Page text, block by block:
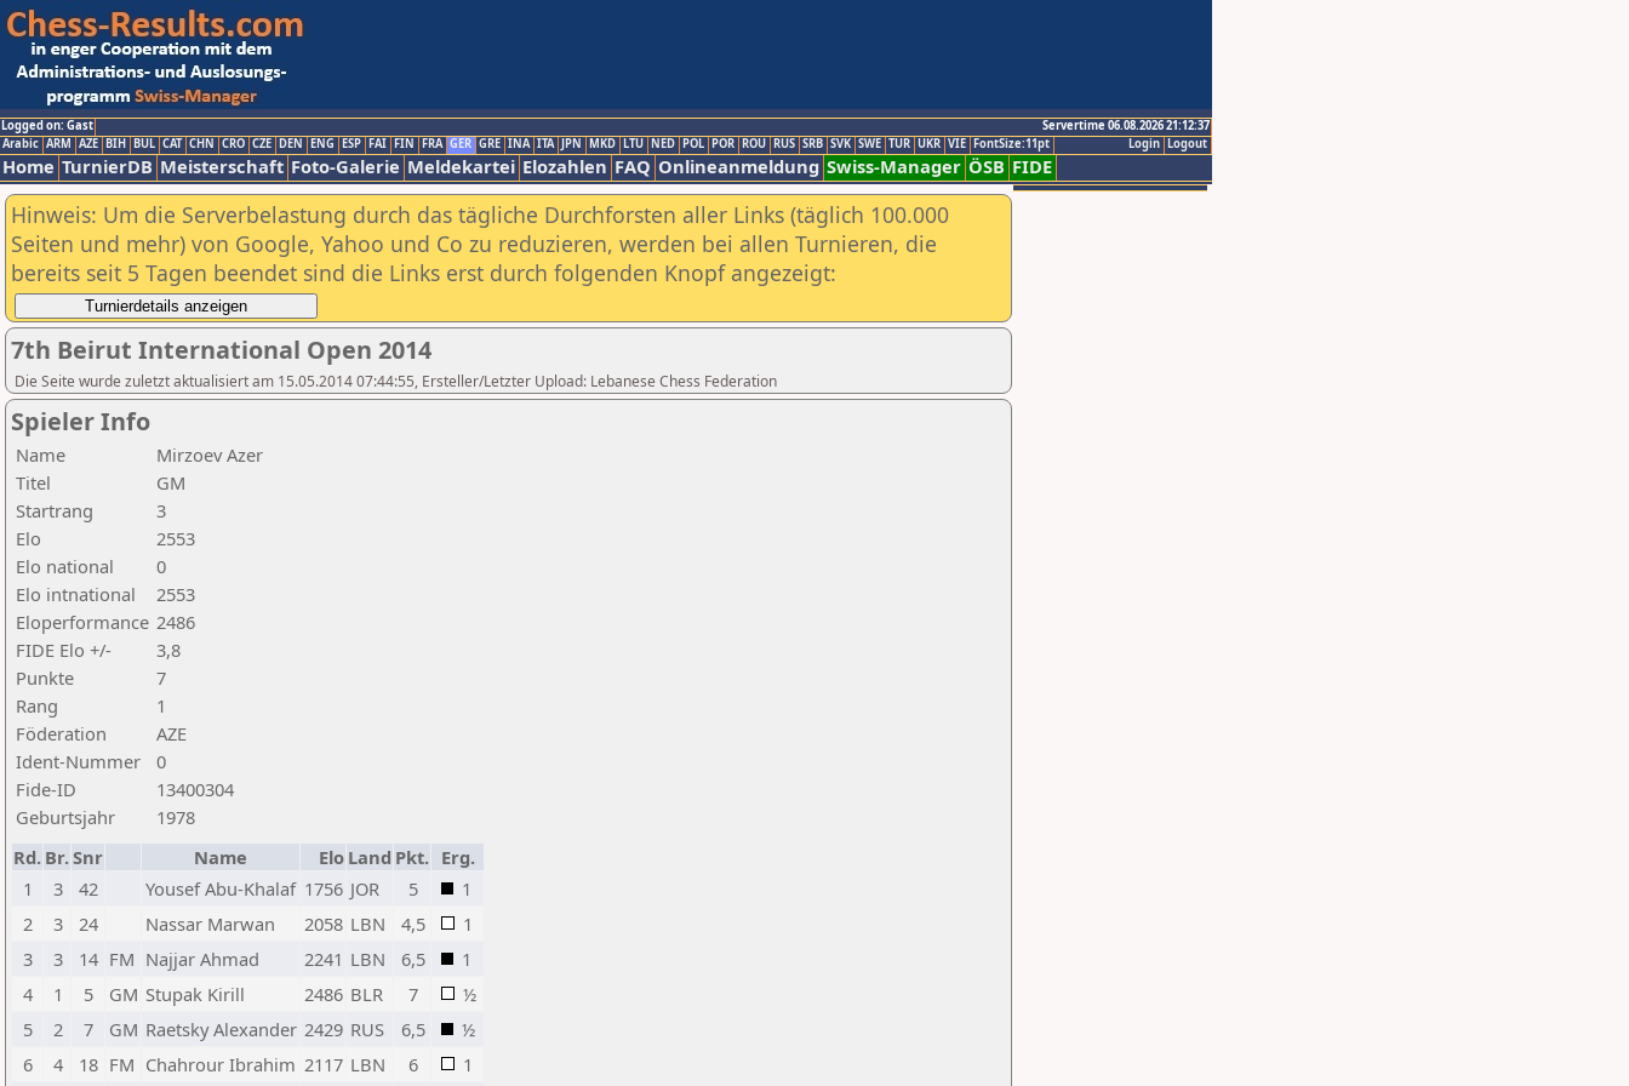
Logged on: Gast
Servertime 06.08.2026 21:12:37
Logout
Login
Arabic ARM AZE BIH BUL CAT CHN CRO CZE DEN ENG ESP FAI FIN FRA GER GRE INA ITA JPN MKD LTU NED POL POR ROU RUS SRB SVK SWE TUR UKR VIE FontSize:11pt
Home TurnierDB Meisterschaft Foto-Galerie Meldekartei Elozahlen FAQ Onlineanmeldung Swiss-Manager ÖSB FIDE
Hinweis: Um die Serverbelastung durch das tägliche Durchforsten aller Links (täglich 100.000
Seiten und mehr) von Google, Yahoo und Co zu reduzieren, werden bei allen Turnieren, die
bereits seit 5 Tagen beendet sind die Links erst durch folgenden Knopf angezeigt:
7th Beirut International Open 2014
Die Seite wurde zuletzt aktualisiert am 15.05.2014 07:44:55, Ersteller/Letzter Upload: Lebanese Chess Federation
Spieler Info
Name
Mirzoev Azer
Titel
GM
Startrang
3
Elo
2553
Elo national
0
Elo intnational
2553
Eloperformance 2486
FIDE Elo +/-
3,8
Punkte
7
Rang
1
Föderation
AZE
Ident-Nummer
0
Fide-ID
13400304
Geburtsjahr
1978
Rd. Br.Snr Name Elo Land Pkt. Erg.
1
3 42 Yousef Abu-Khalaf 1756 JOR 5
1
2
3 24 Nassar Marwan 2058 LBN 4,5
1
3
3 14 FM Najjar Ahmad 2241 LBN 6,5
1
4
1 5 GM Stupak Kirill 2486 BLR 7
½
5
2 7 GM Raetsky Alexander 2429 RUS 6,5
½
6
4 18 FM Chahrour Ibrahim 2117 LBN 6 1